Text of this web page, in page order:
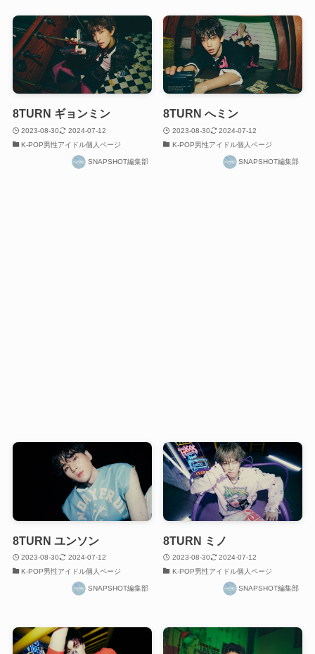
8TURN ギョンミン
2023-08-30
2024-07-12
K-POP男性アイドル個人ページ
SNAPSHOT編集部
8TURN へミン
2023-08-30
2024-07-12
K-POP男性アイドル個人ページ
SNAPSHOT編集部
8TURN ユンソン
2023-08-30
2024-07-12
K-POP男性アイドル個人ページ
SNAPSHOT編集部
8TURN ミノ
2023-08-30
2024-07-12
K-POP男性アイドル個人ページ
SNAPSHOT編集部